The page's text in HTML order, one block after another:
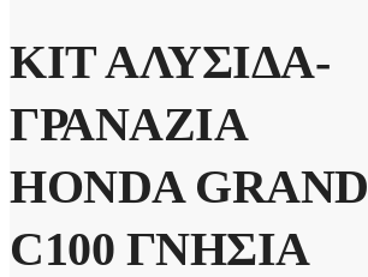
ΚΙΤ ΑΛΥΣΙΔΑ-
ΓΡΑΝΑΖΙΑ
HONDA GRAND
C100 ΓΝΗΣΙΑ